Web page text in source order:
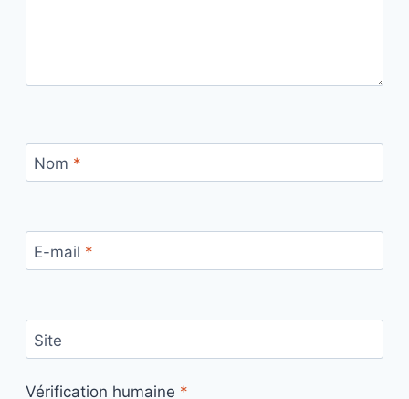
Nom *
E-mail *
Site
Vérification humaine *